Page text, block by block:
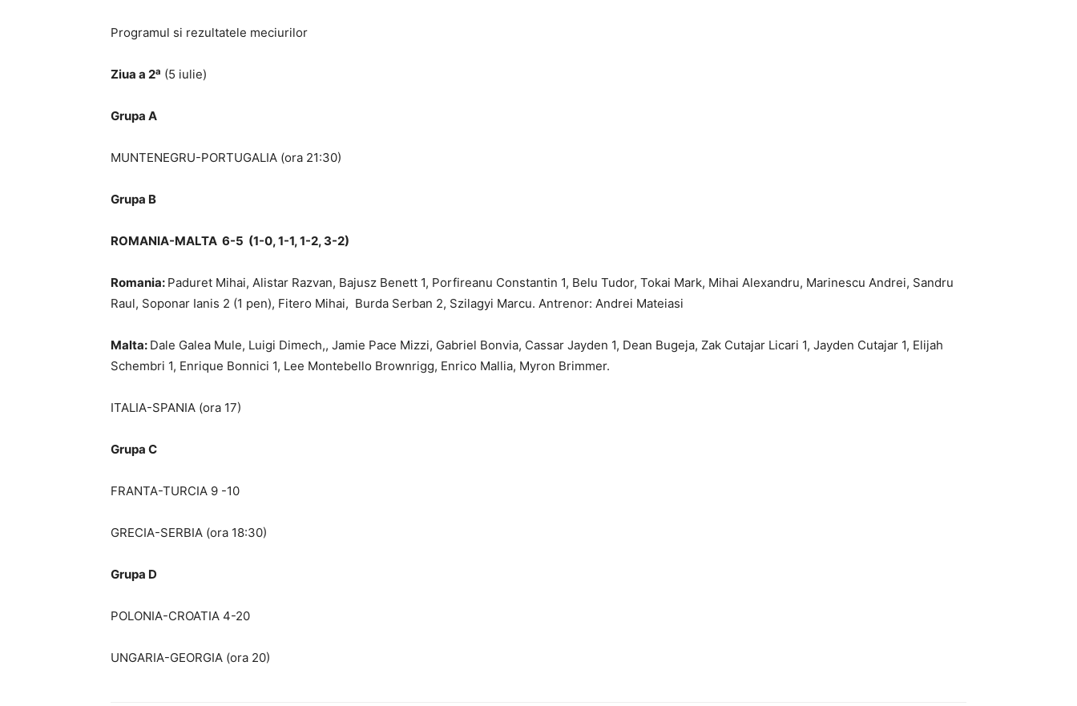
Programul si rezultatele meciurilor
Ziua a 2a (5 iulie)
Grupa A
MUNTENEGRU-PORTUGALIA (ora 21:30)
Grupa B
ROMANIA-MALTA 6-5 (1-0, 1-1, 1-2, 3-2)
Romania: Paduret Mihai, Alistar Razvan, Bajusz Benett 1, Porfireanu Constantin 1, Belu Tudor, Tokai Mark, Mihai Alexandru, Marinescu Andrei, Sandru
Raul, Soponar Ianis 2 (1 pen), Fitero Mihai, Burda Serban 2, Szilagyi Marcu. Antrenor: Andrei Mateiasi
Malta: Dale Galea Mule, Luigi Dimech,, Jamie Pace Mizzi, Gabriel Bonvia, Cassar Jayden 1, Dean Bugeja, Zak Cutajar Licari 1, Jayden Cutajar 1, Elijah
Schembri 1, Enrique Bonnici 1, Lee Montebello Brownrigg, Enrico Mallia, Myron Brimmer.
ITALIA-SPANIA (ora 17)
Grupa C
FRANTA-TURCIA 9 -10
GRECIA-SERBIA (ora 18:30)
Grupa D
POLONIA-CROATIA 4-20
UNGARIA-GEORGIA (ora 20)